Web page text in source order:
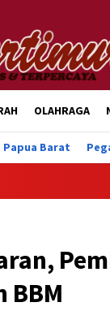
OLAHRAGA
Papua Barat
BBM